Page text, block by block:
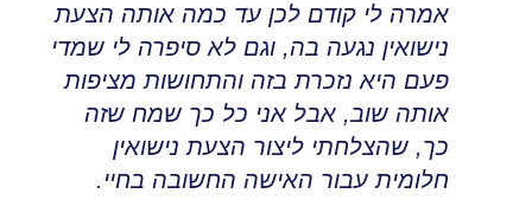
אמרה לי קודם לכן עד כמה אותה הצעת
נישואין נגעה בה, וגם לא סיפרה לי שמדי
פעם היא נזכרת בזה והתחושות מציפות
אותה שוב, אבל אני כל כך שמח שזה
כך, שהצלחתי ליצור הצעת נישואין
חלומית עבור האישה החשובה בחיי.